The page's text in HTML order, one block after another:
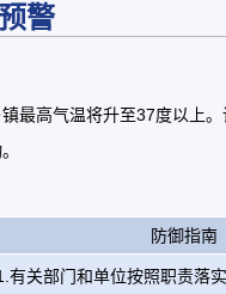
警
最高气温将升至37度以上
防御指南
有关部门和单位按照职责落